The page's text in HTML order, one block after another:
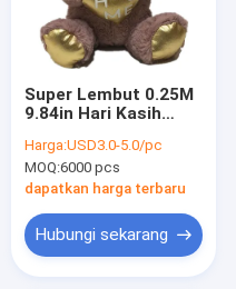
Super Lembut 0.25M
9.84in Hari Kasih
Mewah Teddy Bear
Dengan Hati Di Dada
Harga:USD3.0-5.0/pc
MOQ:6000 pcs
dapatkan harga terbaru
Hubungi sekarang